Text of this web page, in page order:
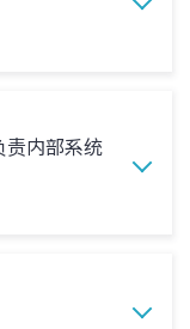
责内部系统